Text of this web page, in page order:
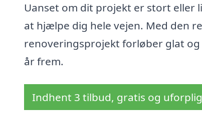
Uanset om dit projekt er stort
at hjælpe dig hele vejen. Med den
renoveringsprojekt forløber glat
år frem.
Indhent 3 tilbud, gratis og